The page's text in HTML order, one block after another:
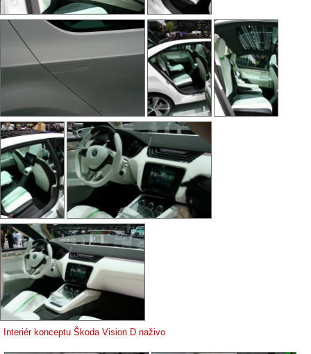
Interiér konceptu Škoda Vision D naživo